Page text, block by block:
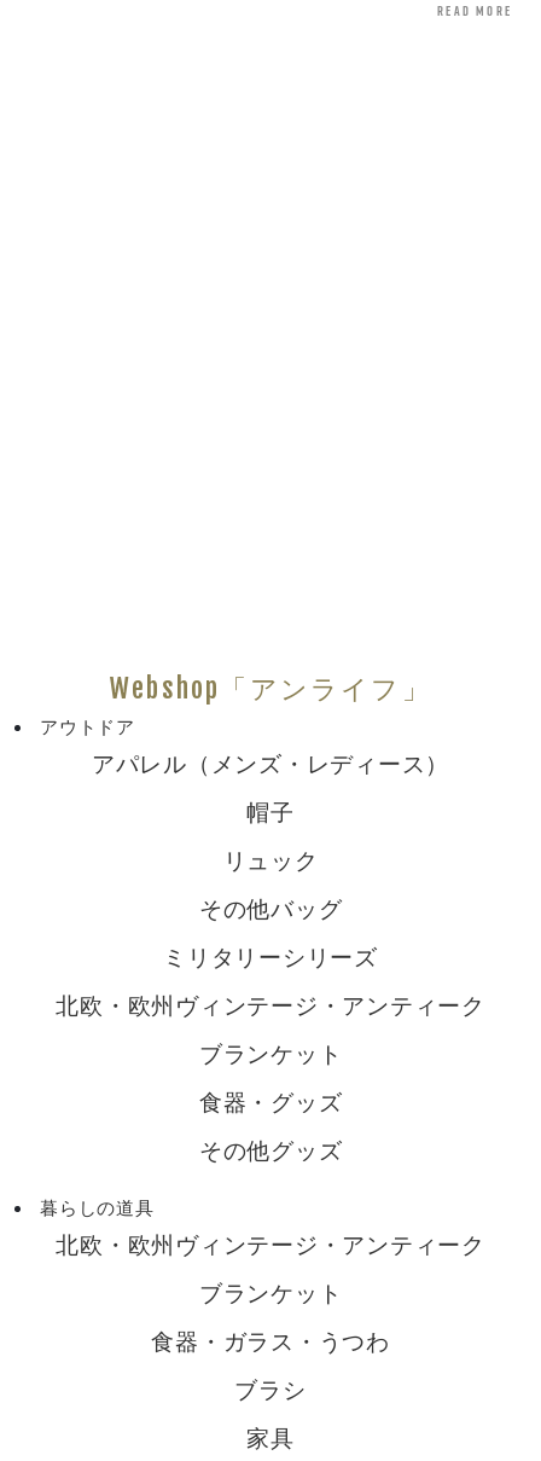
read more
Webshop「アンライフ」
アウトドア
アパレル（メンズ・レディース）
帽子
リュック
その他バッグ
ミリタリーシリーズ
北欧・欧州ヴィンテージ・アンティーク
ブランケット
食器・グッズ
その他グッズ
暮らしの道具
北欧・欧州ヴィンテージ・アンティーク
ブランケット
食器・ガラス・うつわ
ブラシ
家具